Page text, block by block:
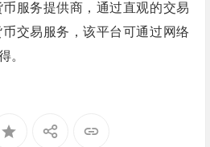
服务提供商，通过直观的交易
交易服务，该平台可通过网络
。